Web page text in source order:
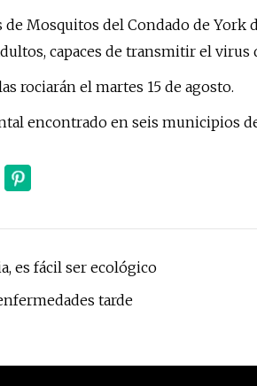
Mosquitos del Condado de York
capaces de transmitir el virus
rociarán el martes 15 de agosto.
encontrado en seis municipios
es fácil ser ecológico
tarde